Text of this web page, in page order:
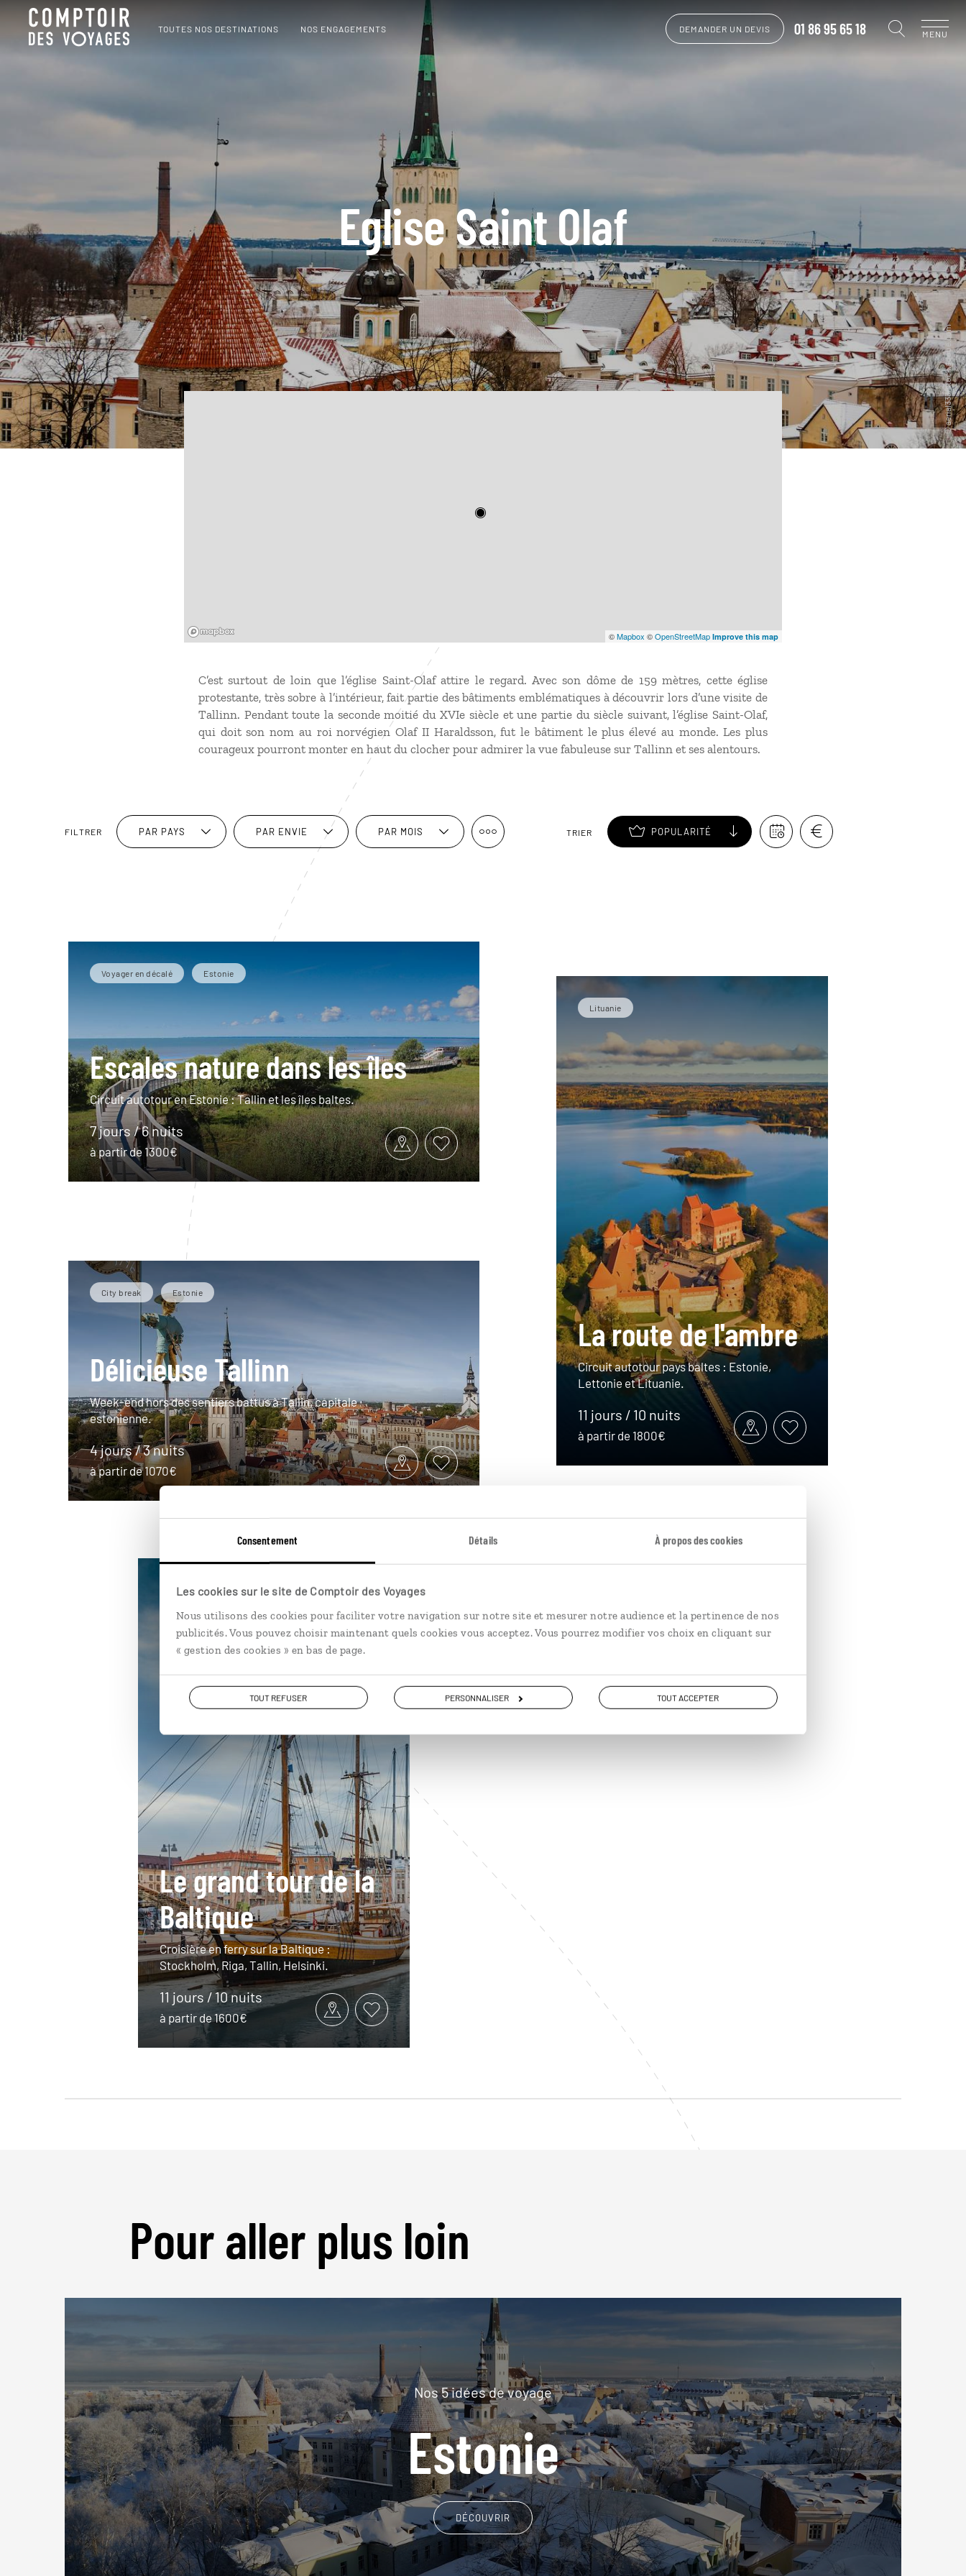
Consentement Détails À propos des cookies
Les cookies sur le site de Comptoir des Voyages
Nous utilisons des cookies pour faciliter votre navigation sur notre site et mesurer notre audience et la pertinence de nos
publicités. Vous pouvez choisir maintenant quels cookies vous acceptez. Vous pourrez modifier vos choix en cliquant sur
« gestion des cookies » en bas de page.
TOUT REFUSER PERSONNALISER TOUT ACCEPTER
TOUTES NOS DESTINATIONS NOS ENGAGEMENTS DEMANDER UN DEVIS 01 86 95 65 18 MENU
Eglise Saint Olaf
©Mapbox ©OpenStreetMap Improve this map
C’est surtout de loin que l’église Saint-Olaf attire le regard. Avec son dôme de 159 mètres, cette église
protestante, très sobre à l’intérieur, fait partie des bâtiments emblématiques à découvrir lors d’une visite de
Tallinn. Pendant toute la seconde moitié du XVIe siècle et une partie du siècle suivant, l’église Saint-Olaf,
qui doit son nom au roi norvégien Olaf II Haraldsson, fut le bâtiment le plus élevé au monde. Les plus
courageux pourront monter en haut du clocher pour admirer la vue fabuleuse sur Tallinn et ses alentours.
FILTRER PAR PAYS PAR ENVIE PAR MOIS TRIER POPULARITÉ
Voyager en décalé Estonie
Escales nature dans les îles
Circuit autotour en Estonie : Tallin et les îles baltes.
7 jours / 6 nuits
à partir de 1300€
City break Estonie
Délicieuse Tallinn
Week-end hors des sentiers battus à Tallin, capitale
estonienne.
4 jours / 3 nuits
à partir de 1070€
Lituanie
La route de l'ambre
Circuit autotour pays baltes : Estonie,
Lettonie et Lituanie.
11 jours / 10 nuits
à partir de 1800€
Suède
Le grand tour de la
Baltique
Croisière en ferry sur la Baltique :
Stockholm, Riga, Tallin, Helsinki.
11 jours / 10 nuits
à partir de 1600€
Pour aller plus loin
Nos 5 idées de voyage
Estonie
DÉCOUVRIR